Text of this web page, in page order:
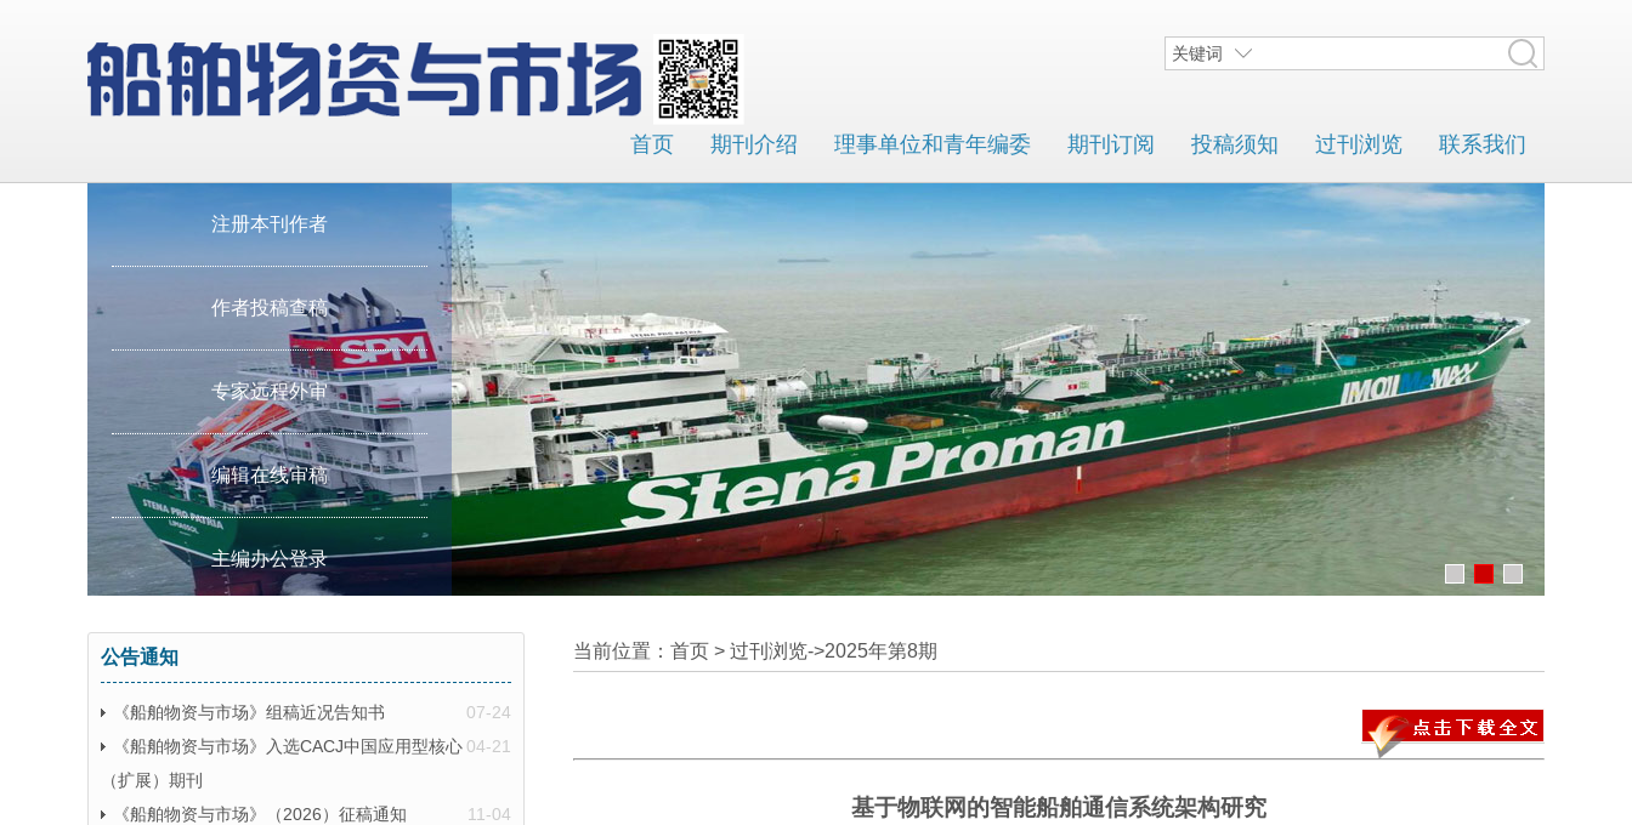
首页 期刊介绍 理事单位和青年编委 期刊订阅 投稿须知 过刊浏览 联系我们
关键词
注册本刊作者
作者投稿查稿
专家远程外审
编辑在线审稿
主编办公登录
公告通知
07-24
《船舶物资与市场》组稿近况告知书
04-21
《船舶物资与市场》入选CACJ中国应用型核心
（扩展）期刊
11-04
《船舶物资与市场》（2026）征稿通知
当前位置：首页 > 过刊浏览->2025年第8期
基于物联网的智能船舶通信系统架构研究